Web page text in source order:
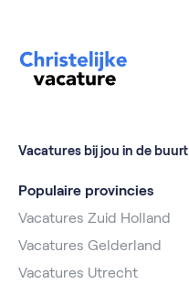
Vacatures bij jou in de buurt
Populaire provincies
Vacatures Zuid Holland
Vacatures Gelderland
Vacatures Utrecht